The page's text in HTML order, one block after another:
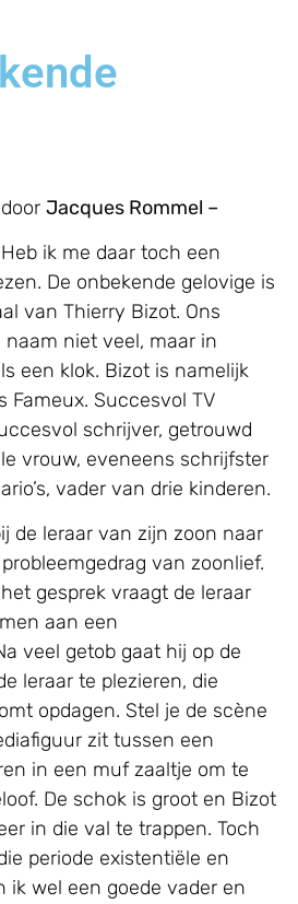
door Jacques Rommel –
Heb ik me daar toch een
De onbekende gelovige is
van Thierry Bizot. Ons
niet veel, maar in
een klok. Bizot is namelijk
Fameux. Succesvol TV
schrijver, getrouwd
vrouw, eveneens schrijfster
vader van drie kinderen.
de leraar van zijn zoon naar
van zoonlief.
gesprek vraagt de leraar
aan een
veel getob gaat hij op de
leraar te plezieren, die
opdagen. Stel je de scène
zit tussen een
in een muf zaaltje om te
De schok is groot en Bizot
in die val te trappen. Toch
periode existentiële en
ik wel een goede vader en